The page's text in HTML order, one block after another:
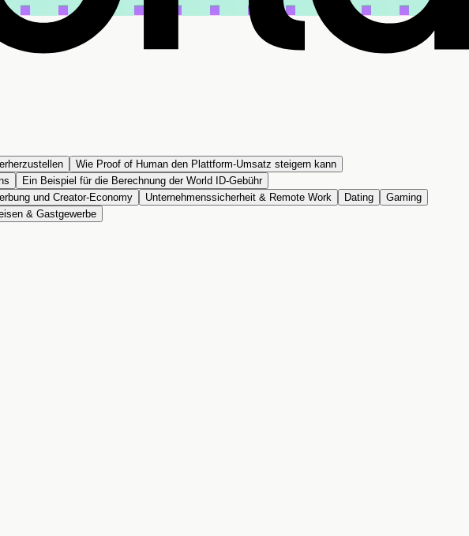
Wie Proof of Human den Plattform-Umsatz steigern kann
Ein Beispiel für die Berechnung der World ID-Gebühr
und Creator-Economy Unternehmenssicherheit & Remote Work Dating
Gaming
& Gastgewerbe